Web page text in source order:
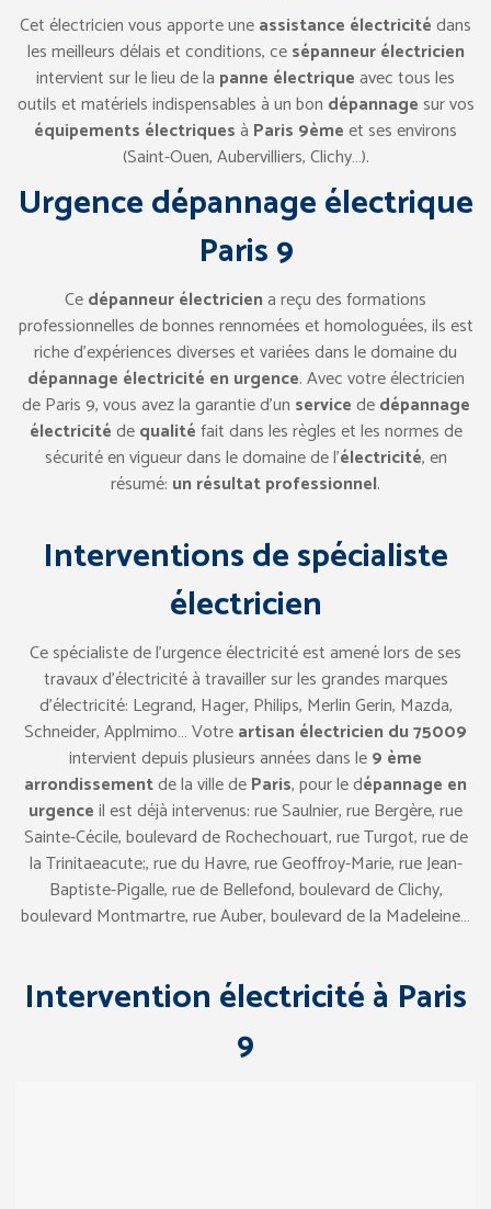
Cet électricien vous apporte uneassistance électricitédans
les meilleurs délais et conditions, cesépanneur électricien
intervient sur le lieu de la panne électriqueavec tous les
outils et matériels indispensables à un bon dépannage sur vos
équipements électriquesà Paris 9èmeet ses environs
(Saint-Ouen, Aubervilliers, Clichy…).
Urgence dépannage électrique
Paris 9
Cedépanneur électriciena reçu des formations
professionnelles de bonnes rennomées et homologuées, ils est
riche d’expériences diverses et variées dans le domaine du
dépannage électricité en urgence. Avec votre électricien
de Paris 9, vous avez la garantie d’un servicededépannage
électricitédequalitéfait dans les règles et les normes de
sécurité en vigueur dans le domaine de l’électricité, en
résumé: un résultat professionnel.
Interventions de spécialiste
électricien
Ce spécialiste de l’urgence électricité est amené lors de ses
travaux d’électricité à travailler sur les grandes marques
d’électricité: Legrand, Hager, Philips, Merlin Gerin, Mazda,
Schneider, Applmimo… Votreartisan électricien du 75009
intervient depuis plusieurs années dans le9 ème
arrondissementde la ville deParis, pour le dépannage en
urgenceil est déjà intervenus: rue Saulnier, rue Bergère, rue
Sainte-Cécile, boulevard de Rochechouart, rue Turgot, rue de
la Trinitaeacute;, rue du Havre, rue Geoffroy-Marie, rue Jean-
Baptiste-Pigalle, rue de Bellefond, boulevard de Clichy,
boulevard Montmartre, rue Auber, boulevard de la Madeleine…
Intervention électricité à Paris
9